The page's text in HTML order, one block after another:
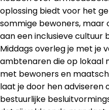
oplossing biedt voor het
sommige bewoners, maar
aan een inclusieve cultuur
Middags overleg je met je
ambtenaren die op lokaal
met bewoners en
laat je door hen adviseren
bestuurlijke